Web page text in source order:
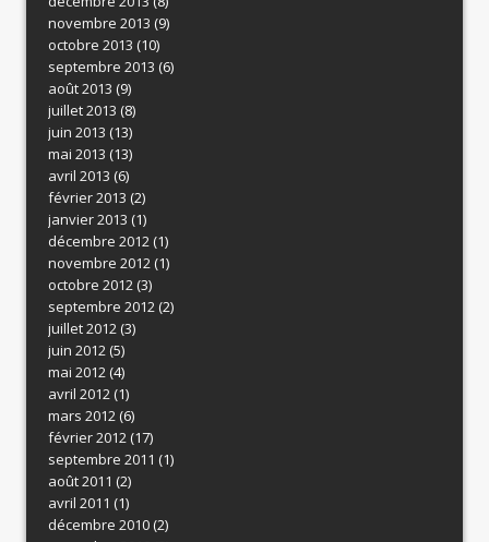
novembre 2013 (9)
octobre 2013 (10)
septembre 2013 (6)
août 2013 (9)
juillet 2013 (8)
juin 2013 (13)
mai 2013 (13)
avril 2013 (6)
février 2013 (2)
janvier 2013 (1)
décembre 2012(1)
novembre 2012(1)
octobre 2012(3)
septembre 2012(2)
juillet 2012(3)
juin 2012(5)
mai 2012(4)
avril 2012(1)
mars 2012(6)
février 2012(17)
septembre 2011 (1)
août 2011 (2)
avril 2011 (1)
décembre 2010(2)